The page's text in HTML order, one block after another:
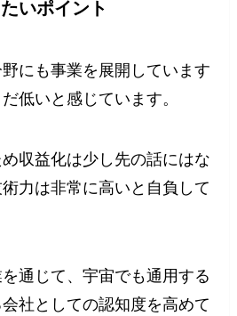
いポイント
にも事業を展開しています
低いと感じています。
収益化は少し先の話にはな
力は非常に高いと自負して
通じて、宇宙でも通用する
社としての認知度を高めて